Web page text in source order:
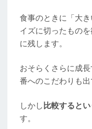
食事のときに「大
イズに切ったもの
に残します。
おそらくさらに成
番へのこだわりも出
しかし 比較すると
す。